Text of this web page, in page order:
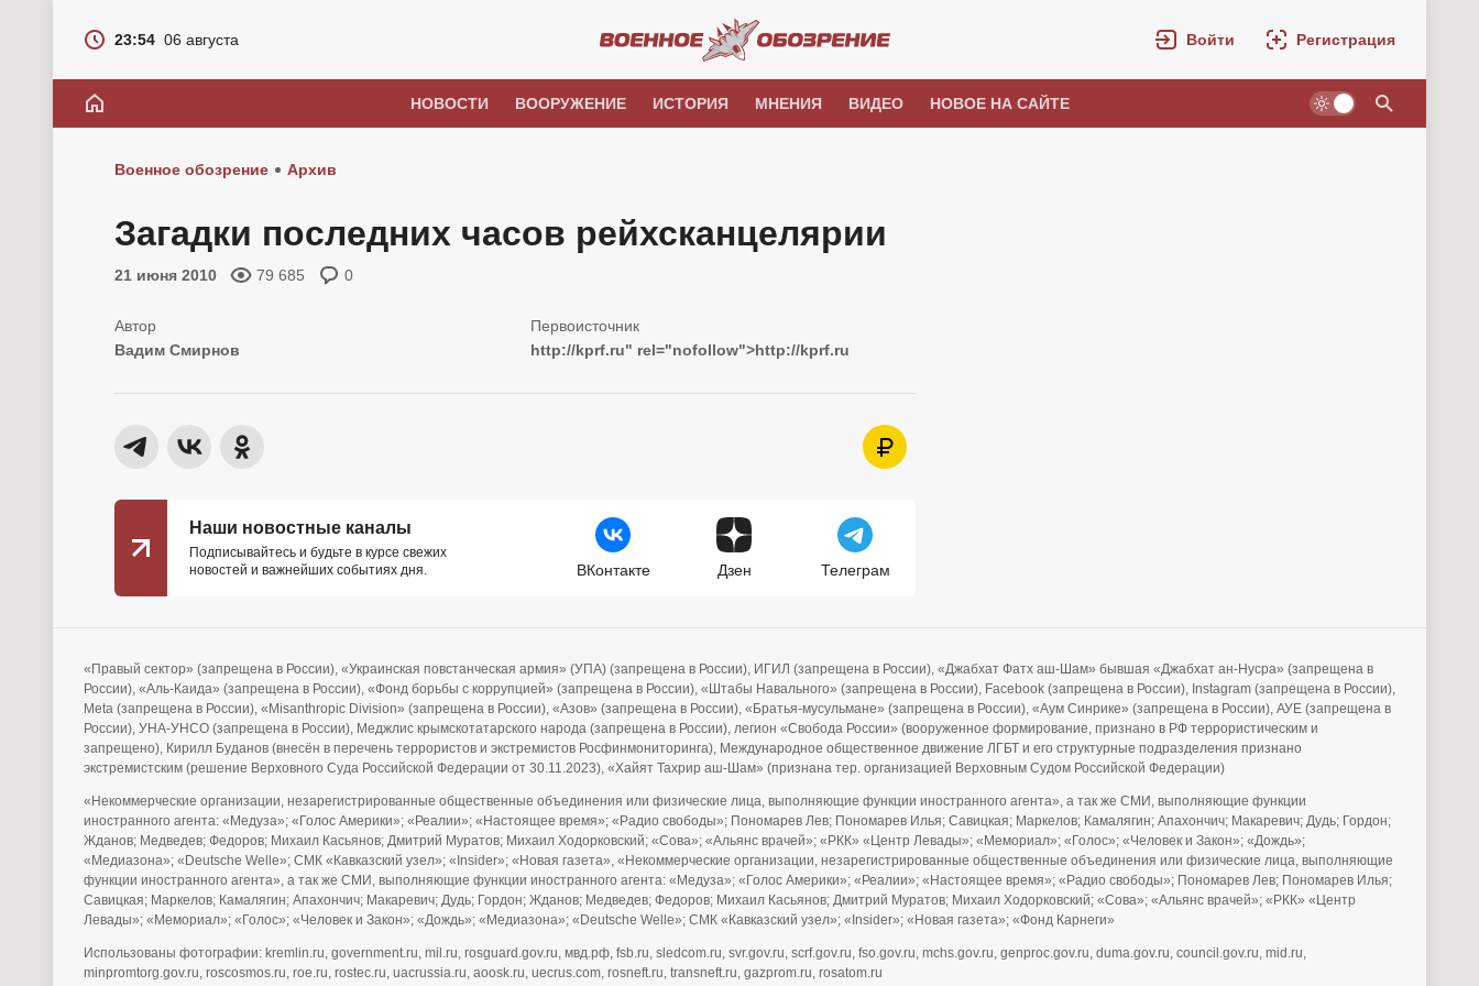
23:54 06 августа Войти Регистрация
НОВОСТИ ВООРУЖЕНИЕ ИСТОРИЯ МНЕНИЯ ВИДЕО НОВОЕ НА САЙТЕ
Военное обозрение Архив
Загадки последних часов рейхсканцелярии
21 июня 2010 79 685 0
Вадим Смирнов http://kprf.ru" rel="nofollow">http://kprf.ru
Наши новостные каналы
Подписывайтесь и будьте в курсе свежих
новостей и важнейших событиях дня.
ВКонтакте Дзен Телеграм
«Правый сектор» (запрещена в России), «Украинская повстанческая армия» (УПА) (запрещена в России), ИГИЛ (запрещена в России), «Джабхат Фатх аш-Шам» бывшая «Джабхат ан-Нусра» (запрещена в
России), «Аль-Каида» (запрещена в России), «Фонд борьбы с коррупцией» (запрещена в России), «Штабы Навального» (запрещена в России), Facebook (запрещена в России), Instagram (запрещена в России),
Meta (запрещена в России), «Misanthropic Division» (запрещена в России), «Азов» (запрещена в России), «Братья-мусульмане» (запрещена в России), «Аум Синрике» (запрещена в России), АУЕ (запрещена в
России), УНА-УНСО (запрещена в России), Меджлис крымскотатарского народа (запрещена в России), легион «Свобода России» (вооруженное формирование, признано в РФ террористическим и
запрещено), Кирилл Буданов (внесён в перечень террористов и экстремистов Росфинмониторинга), Международное общественное движение ЛГБТ и его структурные подразделения признано
экстремистским (решение Верховного Суда Российской Федерации от 30.11.2023), «Хайят Тахрир аш-Шам» (признана тер. организацией Верховным Судом Российской Федерации)
«Некоммерческие организации, незарегистрированные общественные объединения или физические лица, выполняющие функции иностранного агента», а так же СМИ, выполняющие функции
иностранного агента: «Медуза»; «Голос Америки»; «Реалии»; «Настоящее время»; «Радио свободы»; Пономарев Лев; Пономарев Илья; Савицкая; Маркелов; Камалягин; Апахончич; Макаревич; Дудь; Гордон;
Жданов; Медведев; Федоров; Михаил Касьянов; Дмитрий Муратов; Михаил Ходорковский; «Сова»; «Альянс врачей»; «РКК» «Центр Левады»; «Мемориал»; «Голос»; «Человек и Закон»; «Дождь»;
«Медиазона»; «Deutsche Welle»; СМК «Кавказский узел»; «Insider»; «Новая газета», «Некоммерческие организации, незарегистрированные общественные объединения или физические лица, выполняющие
функции иностранного агента», а так же СМИ, выполняющие функции иностранного агента: «Медуза»; «Голос Америки»; «Реалии»; «Настоящее время»; «Радио свободы»; Пономарев Лев; Пономарев Илья;
Савицкая; Маркелов; Камалягин; Апахончич; Макаревич; Дудь; Гордон; Жданов; Медведев; Федоров; Михаил Касьянов; Дмитрий Муратов; Михаил Ходорковский; «Сова»; «Альянс врачей»; «РКК» «Центр
Левады»; «Мемориал»; «Голос»; «Человек и Закон»; «Дождь»; «Медиазона»; «Deutsche Welle»; СМК «Кавказский узел»; «Insider»; «Новая газета»; «Фонд Карнеги»
Использованы фотографии: kremlin.ru, government.ru, mil.ru, rosguard.gov.ru, мвд.рф, fsb.ru, sledcom.ru, svr.gov.ru, scrf.gov.ru, fso.gov.ru, mchs.gov.ru, genproc.gov.ru, duma.gov.ru, council.gov.ru, mid.ru,
minpromtorg.gov.ru, roscosmos.ru, roe.ru, rostec.ru, uacrussia.ru, aoosk.ru, uecrus.com, rosneft.ru, transneft.ru, gazprom.ru, rosatom.ru